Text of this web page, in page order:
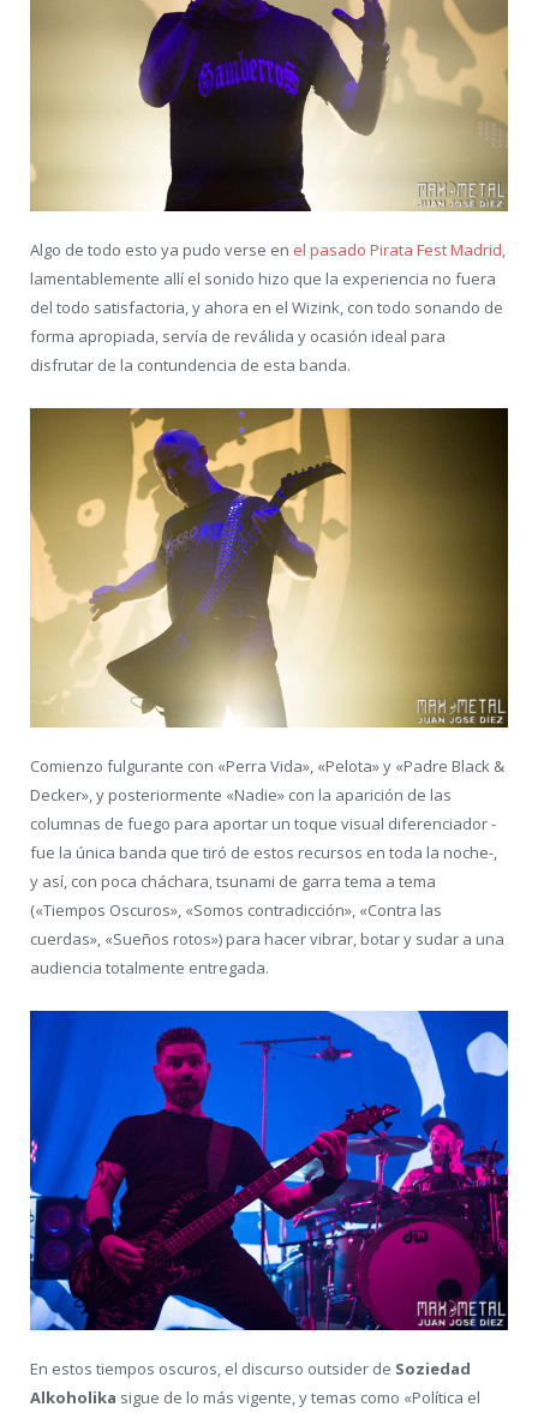
Algo de todo esto ya pudo verse en el pasado Pirata Fest Madrid,
lamentablemente allí el sonido hizo que la experiencia no fuera
del todo satisfactoria, y ahora en el Wizink, con todo sonando de
forma apropiada, servía de reválida y ocasión ideal para
disfrutar de la contundencia de esta banda.
Comienzo fulgurante con «Perra Vida», «Pelota» y «Padre Black &
Decker», y posteriormente «Nadie» con la aparición de las
columnas de fuego para aportar un toque visual diferenciador -
fue la única banda que tiró de estos recursos en toda la noche-,
y así, con poca cháchara, tsunami de garra tema a tema
(«Tiempos Oscuros», «Somos contradicción», «Contra las
cuerdas», «Sueños rotos») para hacer vibrar, botar y sudar a una
audiencia totalmente entregada.
En estos tiempos oscuros, el discurso outsider de Soziedad
Alkoholika sigue de lo más vigente, y temas como «Política el